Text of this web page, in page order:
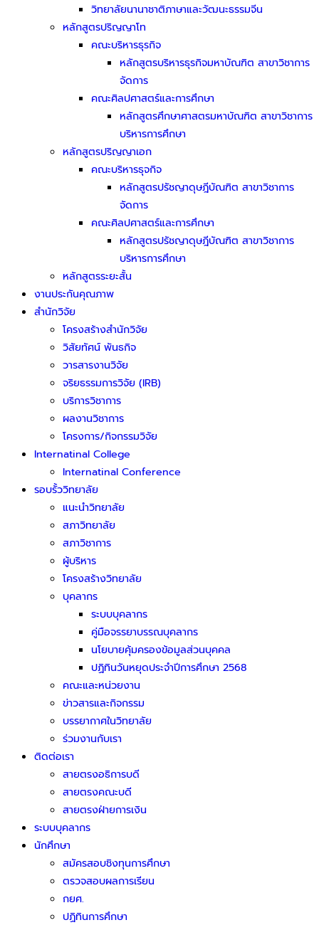
วิทยาลัยนานาชาติภาษาและวัฒนะธรรมจีน
หลักสูตรปริญญาโท
คณะบริหารธุรกิจ
หลักสูตรบริหารธุรกิจมหาบัณฑิต สาขาวิชาการ
จัดการ
คณะศิลปศาสตร์และการศึกษา
หลักสูตรศึกษาศาสตรมหาบัณฑิต สาขาวิชาการ
บริหารการศึกษา
หลักสูตรปริญญาเอก
คณะบริหารธุจกิจ
หลักสูตรปรัชญาดุษฎีบัณฑิต สาขาวิชาการ
จัดการ
คณะศิลปศาสตร์และการศึกษา
หลักสูตรปรัชญาดุษฎีบัณฑิต สาขาวิชาการ
บริหารการศึกษา
หลักสูตรระยะสั้น
งานประกันคุณภาพ
สำนักวิจัย
โครงสร้างสำนักวิจัย
วิสัยทัศน์ พันธกิจ
วารสารงานวิจัย
จริยธรรมการวิจัย (IRB)
บริการวิชาการ
ผลงานวิชาการ
โครงการ/กิจกรรมวิจัย
Internatinal College
Internatinal Conference
รอบรั้ววิทยาลัย
แนะนำวิทยาลัย
สภาวิทยาลัย
สภาวิชาการ
ผู้บริหาร
โครงสร้างวิทยาลัย
บุคลากร
ระบบบุคลากร
คู่มือจรรยาบรรณบุคลากร
นโยบายคุ้มครองข้อมูลส่วนบุคคล
ปฏิทินวันหยุดประจำปีการศึกษา 2568
คณะและหน่วยงาน
ข่าวสารและกิจกรรม
บรรยากาศในวิทยาลัย
ร่วมงานกับเรา
ติดต่อเรา
สายตรงอธิการบดี
สายตรงคณะบดี
สายตรงฝ่ายการเงิน
ระบบบุคลากร
นักศึกษา
สมัครสอบชิงทุนการศึกษา
ตรวจสอบผลการเรียน
กยศ.
ปฏิทินการศึกษา